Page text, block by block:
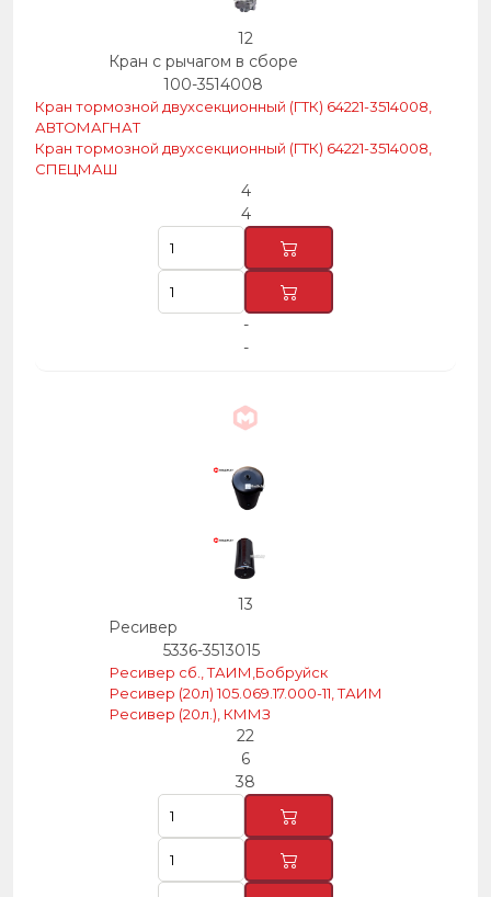
12
Кран с рычагом в сборе
100-3514008
Кран тормозной двухсекционный (ГТК) 64221-3514008,
АВТОМАГНАТ
Кран тормозной двухсекционный (ГТК) 64221-3514008,
СПЕЦМАШ
4
4
-
-
13
Ресивер
5336-3513015
Ресивер сб., ТАИМ,Бобруйск
Ресивер (20л) 105.069.17.000-11, ТАИМ
Ресивер (20л.), КММЗ
22
6
38